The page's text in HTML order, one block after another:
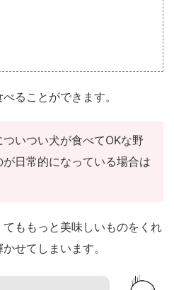
ることができます。
いつい犬が食べてOKな野
日常的になっている場合は
てももっと美味しいものをくれ
せてしまいます。